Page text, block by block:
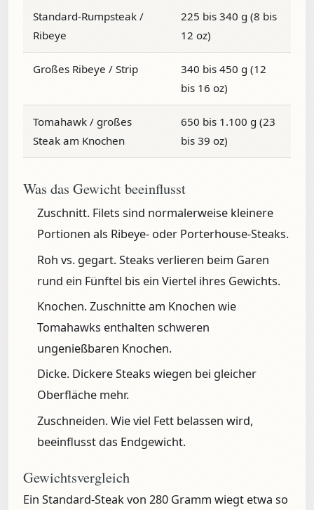
Standard-Rumpsteak /
Ribeye
225 bis 340 g (8 bis
12 oz)
Großes Ribeye / Strip
340 bis 450 g (12
bis 16 oz)
Tomahawk / großes
Steak am Knochen
650 bis 1.100 g (23
bis 39 oz)
Was das Gewicht beeinflusst
Zuschnitt. Filets sind normalerweise kleinere
Portionen als Ribeye- oder Porterhouse-Steaks.
Roh vs. gegart.Steaks verlieren beim Garen
rund ein Fünftel bis ein Viertel ihres Gewichts.
Knochen.Zuschnitte am Knochen wie
Tomahawks enthalten schweren
ungenießbaren Knochen.
Dicke. Dickere Steaks wiegen bei gleicher
Oberfläche mehr.
Zuschneiden.Wie viel Fett belassen wird,
beeinflusst das Endgewicht.
Gewichtsvergleich
Ein Standard-Steak von 280 Gramm wiegt etwa so